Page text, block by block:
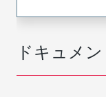
ドキュメ